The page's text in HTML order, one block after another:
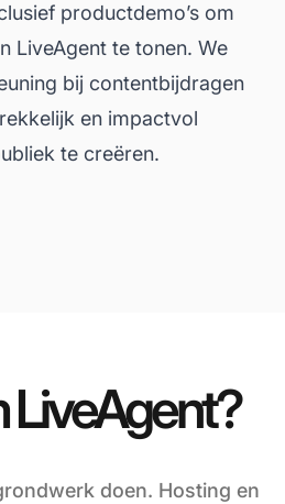
productdemo’s om
LiveAgent te tonen. We
bij contentbijdragen
en impactvol
te creëren.
LiveAgent?
doen. Hosting en